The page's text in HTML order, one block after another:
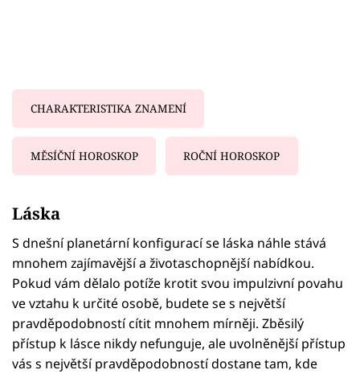
CHARAKTERISTIKA ZNAMENÍ
MĚSÍČNÍ HOROSKOP ROČNÍ HOROSKOP
Láska
S dnešní planetární konfigurací se láska náhle stává
mnohem zajímavější a životaschopnější nabídkou.
Pokud vám dělalo potíže krotit svou impulzivní povahu
ve vztahu k určité osobě, budete se s největší
pravděpodobností cítit mnohem mírněji. Zběsilý
přístup k lásce nikdy nefunguje, ale uvolněnější přístup
vás s největší pravděpodobností dostane tam, kde